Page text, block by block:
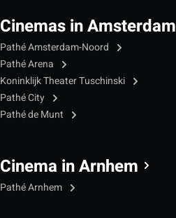
Cinemas in Amsterdam
Pathé Amsterdam-Noord
Pathé Arena
Koninklijk Theater Tuschinski
Pathé City
Pathé de Munt
Cinema in Arnhem
Pathé Arnhem